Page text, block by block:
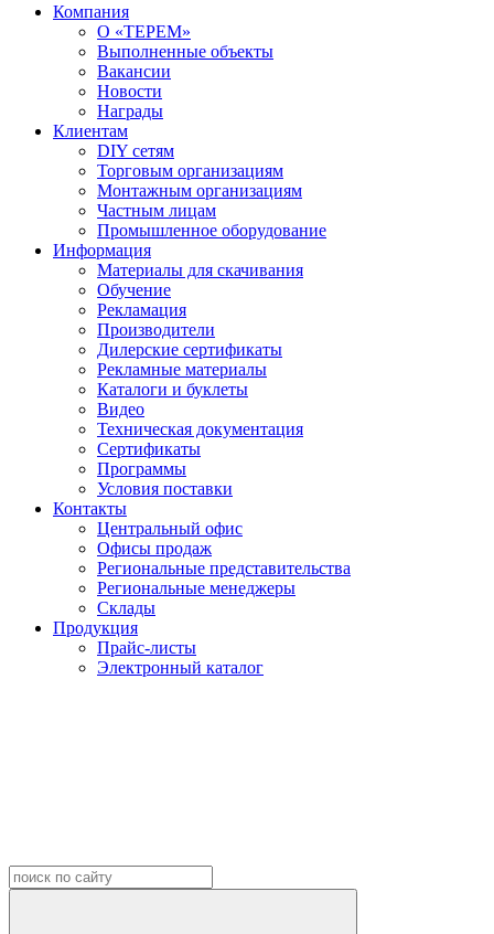
Компания
О «ТЕРЕМ»
Выполненные объекты
Вакансии
Новости
Награды
Клиентам
DIY сетям
Торговым организациям
Монтажным организациям
Частным лицам
Промышленное оборудование
Информация
Материалы для скачивания
Обучение
Рекламация
Производители
Дилерские сертификаты
Рекламные материалы
Каталоги и буклеты
Видео
Техническая документация
Сертификаты
Программы
Условия поставки
Контакты
Центральный офис
Офисы продаж
Региональные представительства
Региональные менеджеры
Склады
Продукция
Прайс-листы
Электронный каталог